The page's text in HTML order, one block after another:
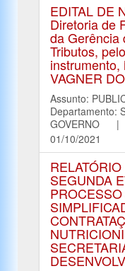
EDITAL DE
Diretoria de
da Gerência
Tributos,
instrumento,
VAGNER
Assunto:
Departamento:
GOVERNO
01/10/2021
SEGUNDA